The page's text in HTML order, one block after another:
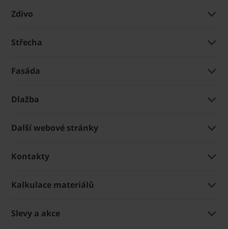
Zdivo
Střecha
Fasáda
Dlažba
Další webové stránky
Kontakty
Kalkulace materiálů
Slevy a akce